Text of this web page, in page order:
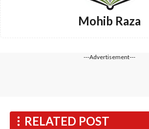
Mohib Raza
---Advertisement---
RELATED POST